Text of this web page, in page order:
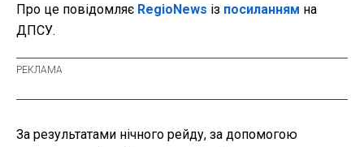
Про це повідомляє RegioNews із посиланням на
ДПСУ.
За результатами нічного рейду, за допомогою